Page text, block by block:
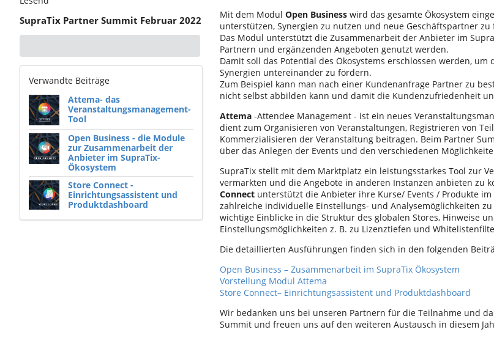
SupraTix Partner Summit Februar 2022
Verwandte Beiträge
Attema- das
Veranstaltungsmanagement-
Tool
Open Business - die Module
zur Zusammenarbeit der
Anbieter im SupraTix-
Ökosystem
Store Connect -
Einrichtungsassistent und
Produktdashboard
Mit dem Modul Open Business wird das gesamte Ökosystem
unterstützen, Synergien zu nutzen und neue Geschäftspartner zu
Das Modul unterstützt die Zusammenarbeit der Anbieter im
Partnern und ergänzenden Angeboten genutzt werden.
Damit soll das Potential des Ökosystems erschlossen werden,
Synergien untereinander zu fördern.
Zum Beispiel kann man nach einer Kundenanfrage Partner zu
nicht selbst abbilden kann und damit die Kundenzufriedenheit
Attema -Attendee Management - ist ein neues
dient zum Organisieren von Veranstaltungen, Registrieren von
Kommerzialisieren der Veranstaltung beitragen. Beim Partner
über das Anlegen der Events und den verschiedenen
SupraTix stellt mit dem Marktplatz ein leistungsstarkes Tool zur
vermarkten und die Angebote in anderen Instanzen anbieten zu
Connect unterstützt die Anbieter ihre Kurse/ Events / Produkte
zahlreiche individuelle Einstellungs- und Analysemöglichkeiten zu
wichtige Einblicke in die Struktur des globalen Stores, Hinweise
Einstellungsmöglichkeiten z. B. zu Lizenztiefen und
Die detaillierten Ausführungen finden sich in den folgenden
Open Business – Zusammenarbeit im SupraTix Ökosystem
Vorstellung Modul Attema
Store Connect– Einrichtungsassistent und Produktdashboard
Wir bedanken uns bei unseren Partnern für die Teilnahme und
Summit und freuen uns auf den weiteren Austausch in diesem